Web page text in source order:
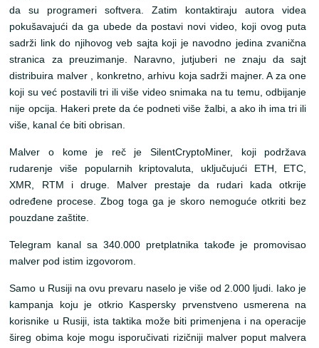
da su programeri softvera. Zatim kontaktiraju autora videa
pokušavajući da ga ubede da postavi novi video, koji ovog puta
sadrži link do njihovog veb sajta koji je navodno jedina zvanična
stranica za preuzimanje. Naravno, jutjuberi ne znaju da sajt
distribuira malver , konkretno, arhivu koja sadrži majner. A za one
koji su već postavili tri ili više video snimaka na tu temu, odbijanje
nije opcija. Hakeri prete da će podneti više žalbi, a ako ih ima tri ili
više, kanal će biti obrisan.
Malver o kome je reč je SilentCryptoMiner, koji podržava
rudarenje više popularnih kriptovaluta, uključujući ETH, ETC,
XMR, RTM i druge. Malver prestaje da rudari kada otkrije
određene procese. Zbog toga ga je skoro nemoguće otkriti bez
pouzdane zaštite.
Telegram kanal sa 340.000 pretplatnika takođe je promovisao
malver pod istim izgovorom.
Samo u Rusiji na ovu prevaru naselo je više od 2.000 ljudi. Iako je
kampanja koju je otkrio Kaspersky prvenstveno usmerena na
korisnike u Rusiji, ista taktika može biti primenjena i na operacije
šireg obima koje mogu isporučivati rizičniji malver poput malvera